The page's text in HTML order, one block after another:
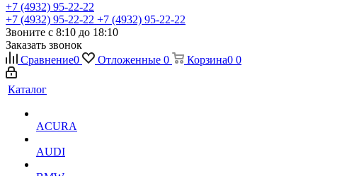
+7 (4932) 95-22-22
+7 (4932) 95-22-22 +7 (4932) 95-22-22
Звоните с 8:10 до 18:10
Заказать звонок
Сравнение0 Отложенные 0 Корзина0 0
Каталог
ACURA
AUDI